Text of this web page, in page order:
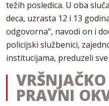
težih posledica. U oba
deca, uzrasta 12 i 13
odgovorna“, navodi on i
policijski službenici,
institucijama, preduzeli
PRAVNI